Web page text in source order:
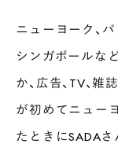
ニューヨーク、パ
シンガポールな
か、広告、TV、
が初めてニュー
たときにSADA